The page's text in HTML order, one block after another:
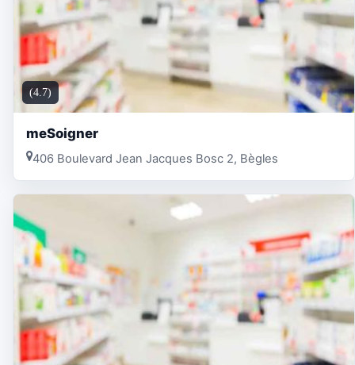
(4.7)
meSoigner
406 Boulevard Jean Jacques Bosc 2, Bègles